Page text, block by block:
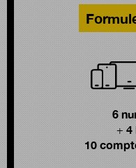
6
+ 4
10